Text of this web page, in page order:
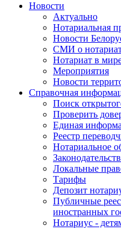
Новости
Актуально
Нотариальная
Новости
СМИ о
Нотариат в
Мероприятия
Новости
Справочная
Поиск
Проверить
Единая
Реестр
Нотариальное
Локальные
Тарифы
Депозит
Публичные
иностранных
Нотариус -